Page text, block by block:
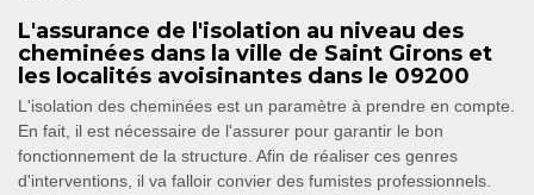
L'assurance de l'isolation au niveau des
cheminées dans la ville de Saint Girons et
les localités avoisinantes dans le 09200
L'isolation des cheminées est un paramètre à prendre en compte.
En fait, il est nécessaire de l'assurer pour garantir le bon
fonctionnement de la structure. Afin de réaliser ces genres
d'interventions, il va falloir convier des fumistes professionnels.